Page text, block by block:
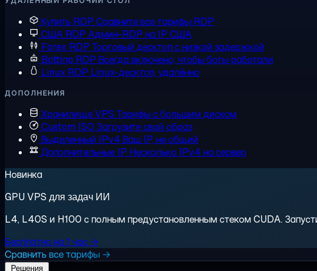
Купить RDP Сравните все тарифы RDP
США RDP Админ-RDP на IP США
Forex RDP Торговый десктоп с низкой задержкой
Botting RDP Всегда включено, чтобы боты работали
Linux RDP Linux-десктоп, удалённо
ДОПОЛНЕНИЯ
Хранилище VPS Тарифы с большим диском
Custom ISO Загрузите свой образ
Выделенный IPv4 Ваш IP, не общий
Дополнительные IP Несколько IPv4 на сервер
Новинка
GPU VPS для задач ИИ
L4, L40S и H100 с полным предустановленным стеком CUDA.
Бесплатно на 1 час →
Сравнить все тарифы →